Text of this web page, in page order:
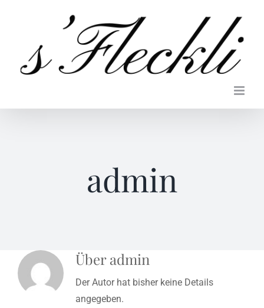
admin
Überadmin
Der Autor hat bisher keine Details
angegeben.